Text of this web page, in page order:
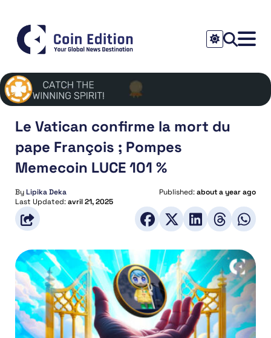
Le Vatican confirme la mort du
pape François ; Pompes
Memecoin LUCE 101 %
ByLipika Deka Published:about a year ago
Last Updated:avril 21, 2025